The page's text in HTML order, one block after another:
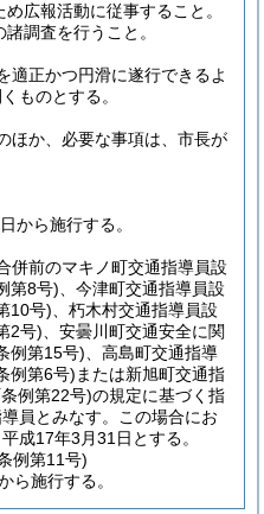
広報活動に従事すること。
調査を行うこと。
適正かつ円滑に遂行できるよ
ものとする。
ほか、必要な事項は、市長が
から施行する。
併前のマキノ町交通指導員設
第8号) 、今津町交通指導員設
10号) 、朽木村交通指導員設
2号) 、安曇川町交通安全に関
例第15号) 、高島町交通指導
例第6号) または新旭町交通指
例第22号)の規定に基づく指
員とみなす。
この場合にお
成17年3月31日とする。
例第11号)
ら施行する。